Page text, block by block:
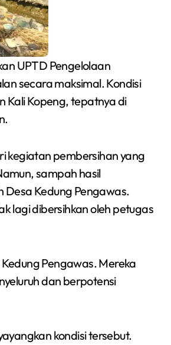
UPTD Pengelolaan
secara maksimal. Kondisi
Kali Kopeng, tepatnya di
kegiatan pembersihan yang
sampah hasil
Desa Kedung Pengawas.
lagi dibersihkan oleh petugas
Pengawas. Mereka
dan berpotensi
kondisi tersebut.
1
Selatan Raih
Perak di
Sambo
Today Jul 30, 2026